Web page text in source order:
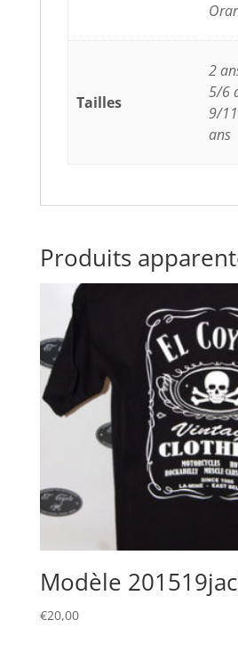
Tailles
2
5/6
9/
ans
Produits
Modèle
€20,00